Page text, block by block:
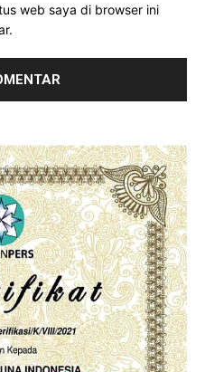
web saya di browser ini